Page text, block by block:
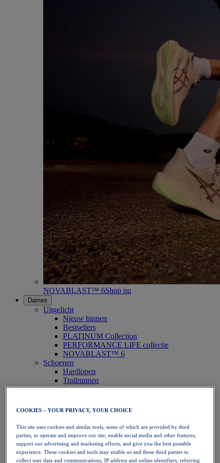
NOVABLAST™ 6Shop nu
Dames
Uitgelicht
Nieuw binnen
Bestsellers
PLATINUM Collection
PERFORMANCE LIFE collectie
NOVABLAST™ 6
Schoenen
Hardlopen
Trailrunnen
Tennis
Handbal
Netbal
SportStyle
Bovenkleding
Sport-bh's
Tanktops
COOKIES – YOUR PRIVACY, YOUR CHOICE
This site uses cookies and similar tools, some of which are provided by third
parties, to operate and improve our site, enable social media and other features,
support our advertising and marketing efforts, and give you the best possible
experience. These cookies and tools may enable us and these third parties to
collect user data and communications, IP address and online identifiers, referring